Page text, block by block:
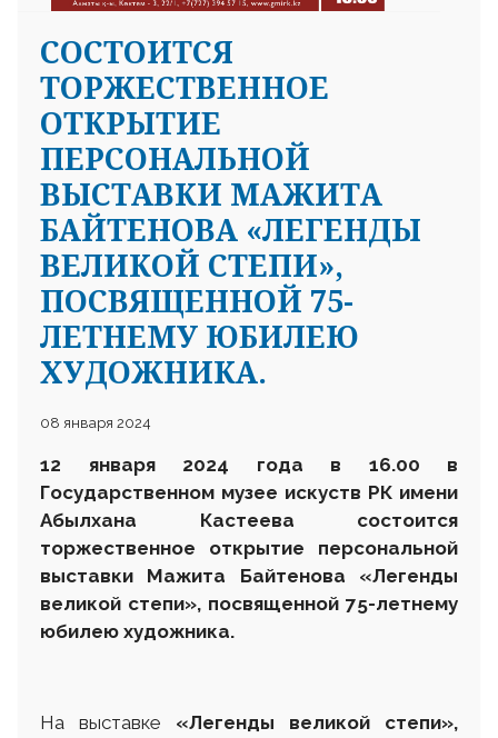
СОСТОИТСЯ
ТОРЖЕСТВЕННОЕ
ОТКРЫТИЕ
ПЕРСОНАЛЬНОЙ
ВЫСТАВКИ МАЖИТА
БАЙТЕНОВА «ЛЕГЕНДЫ
ВЕЛИКОЙ СТЕПИ»,
ПОСВЯЩЕННОЙ 75-
ЛЕТНЕМУ ЮБИЛЕЮ
ХУДОЖНИКА.
08 января 2024
12 января2024 года в 16.00 в
Государственном музее искуств РК имени
Абылхана Кастеева состоится
торжественное открытие
персональной
выставки Мажита Байтенова «Легенды
великой степи», посвященной 75-летнему
юбилею художника.
На выставке «Легенды великой степи»,